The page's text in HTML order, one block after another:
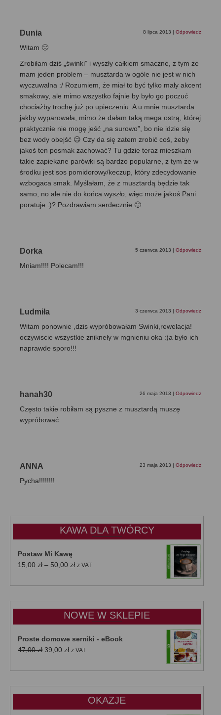
Dunia 8 lipca 2013 | Odpowiedz
Witam 🙂
Zrobiłam dziś „świnki” i wyszły całkiem smaczne, z tym że
mam jeden problem – musztarda w ogóle nie jest w nich
wyczuwalna :/ Rozumiem, że miał to być tylko mały akcent
smakowy, ale mimo wszystko fajnie by było go poczuć
chociażby trochę już po upieczeniu. A u mnie musztarda
jakby wyparowała, mimo że dałam taką mega ostrą, której
praktycznie nie mogę jeść „na surowo”, bo nie idzie się
bez wody obejść 😉 Czy da się zatem zrobić coś, żeby
jakoś ten posmak zachować? Tu gdzie teraz mieszkam
takie zapiekane parówki są bardzo popularne, z tym że w
środku jest sos pomidorowy/keczup, który zdecydowanie
wzbogaca smak. Myślałam, że z musztardą będzie tak
samo, no ale nie do końca wyszło, więc może jakoś Pani
poratuje :)? Pozdrawiam serdecznie 🙂
Dorka 5 czerwca 2013 | Odpowiedz
Mniam!!!! Polecam!!!
Ludmiła 3 czerwca 2013 | Odpowiedz
Witam ponownie ,dzis wypróbowałam Swinki,rewelacja!
oczywiscie wszystkie znikneły w mgnieniu oka :)a było ich
naprawde sporo!!!
hanah30 26 maja 2013 | Odpowiedz
Często takie robiłam są pyszne z musztardą muszę
wypróbować
ANNA 23 maja 2013 | Odpowiedz
Pycha!!!!!!!!
KAWA DLA TWÓRCY
Postaw Mi Kawę
15,00 zł – 50,00 złZakres
od
do
50,00 zł
z VAT
NOWE W SKLEPIE
Proste domowe serniki - eBook
47,00zł Pierwotna
wynosiła:
39,00 złAktualna
wynosi:
z VAT
OKAZJE